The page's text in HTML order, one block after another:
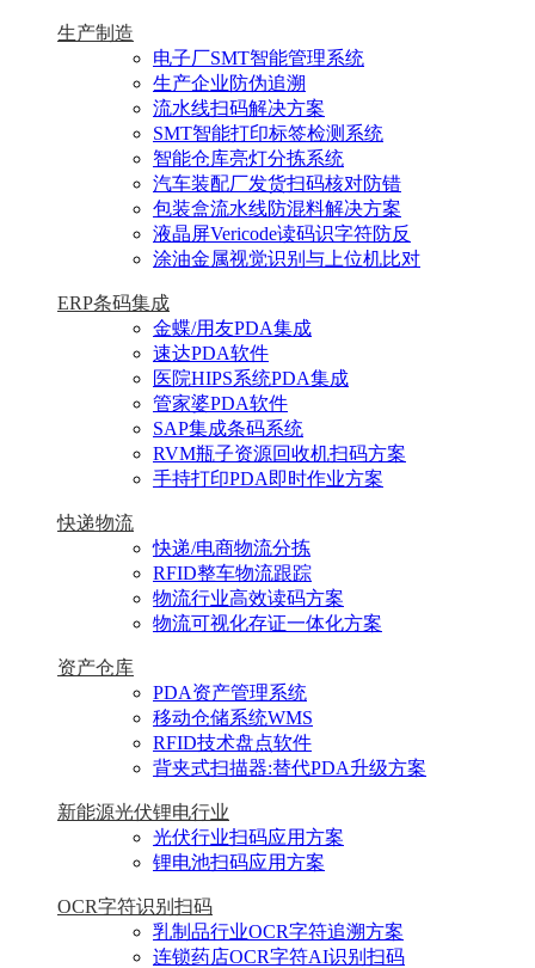
生产制造
电子厂SMT智能管理系统
生产企业防伪追溯
流水线扫码解决方案
SMT智能打印标签检测系统
智能仓库亮灯分拣系统
汽车装配厂发货扫码核对防错
包装盒流水线防混料解决方案
液晶屏Vericode读码识字符防反
涂油金属视觉识别与上位机比对
ERP条码集成
金蝶/用友PDA集成
速达PDA软件
医院HIPS系统PDA集成
管家婆PDA软件
SAP集成条码系统
RVM瓶子资源回收机扫码方案
手持打印PDA即时作业方案
快递物流
快递/电商物流分拣
RFID整车物流跟踪
物流行业高效读码方案
物流可视化存证一体化方案
资产仓库
PDA资产管理系统
移动仓储系统WMS
RFID技术盘点软件
背夹式扫描器:替代PDA升级方案
新能源光伏锂电行业
光伏行业扫码应用方案
锂电池扫码应用方案
OCR字符识别扫码
乳制品行业OCR字符追溯方案
连锁药店OCR字符AI识别扫码